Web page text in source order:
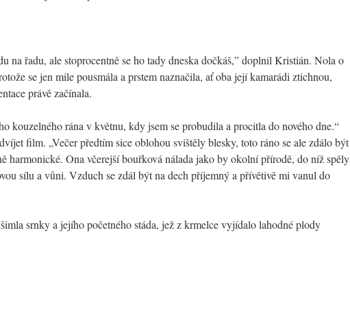
na řadu, ale stoprocentně se ho tady dneska dočkáš,” doplnil Kristián. Nola o
se jen mile pousmála a prstem naznačila, ať oba její kamarádi ztichnou,
právě začínala.
kouzelného rána v květnu, kdy jsem se probudila a procitla do nového dne.“
film. „Večer předtím sice oblohou svištěly blesky, toto ráno se ale zdálo být
harmonické. Ona včerejší bouřková nálada jako by okolní přírodě, do níž spěly
sílu a vůni. Vzduch se zdál být na dech příjemný a přívětivě mi vanul do
srnky a jejího početného stáda, jež z krmelce vyjídalo lahodné plody